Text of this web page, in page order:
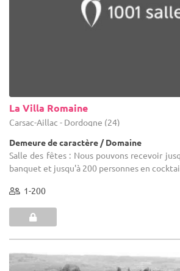
La Villa Romaine
Carsac-Aillac - Dordogne (24)
Demeure de caractère / Domaine
Salle des fêtes : Nous pouvons recevoir
banquet et jusqu'à 200 personnes en
1-200